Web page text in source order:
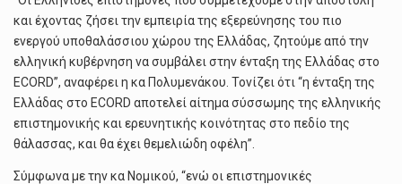
και έχοντας ζήσει την εμπειρία της εξερεύνησης του πιο
ενεργού υποθαλάσσιου χώρου της Ελλάδας, ζητούμε από την
ελληνική κυβέρνηση να συμβάλει στην ένταξη της Ελλάδας στο
ECORD”, αναφέρει η κα Πολυμενάκου. Τονίζει ότι “η ένταξη της
Ελλάδας στο ECORD αποτελεί αίτημα σύσσωμης της ελληνικής
επιστημονικής και ερευνητικής κοινότητας στο πεδίο της
θάλασσας, και θα έχει θεμελιώδη οφέλη”.
Σύμφωνα με την κα Νομικού, “ενώ οι επιστημονικές